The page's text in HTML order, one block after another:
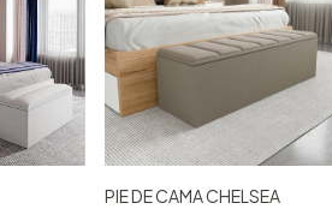
PIE DE CAMA CHELSEA